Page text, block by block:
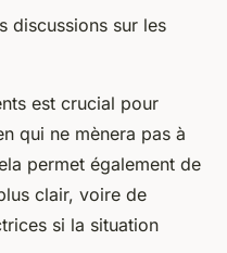
discussions sur les
est crucial pour
qui ne mènera pas à
permet également de
clair, voire de
si la situation